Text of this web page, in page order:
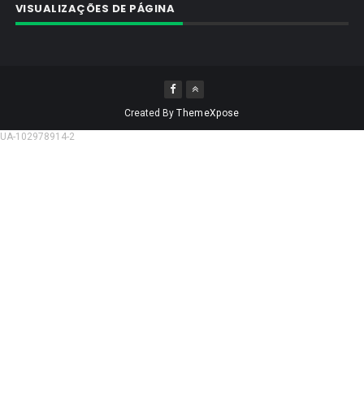
VISUALIZAÇÕES DE PÁGINA
Created ByThemeXpose
UA-102978914-2